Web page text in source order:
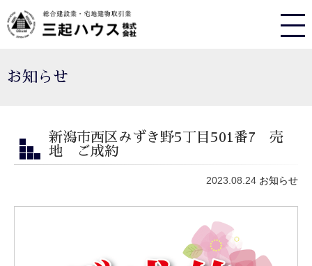
お知らせ
新潟市西区みずき野5丁目501番7 売
地 ご成約
2023.08.24 お知らせ